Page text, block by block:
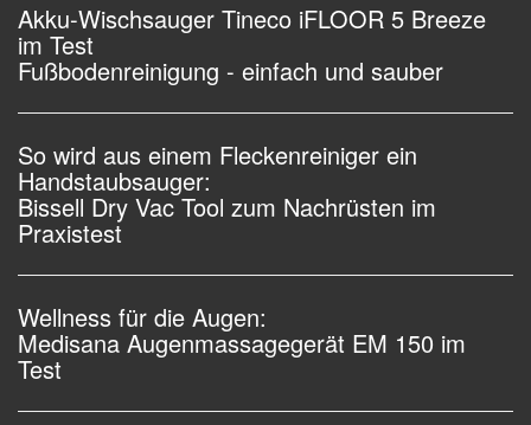
Akku-Wischsauger Tineco iFLOOR 5 Breeze
im Test
Fußbodenreinigung - einfach und sauber
So wird aus einem Fleckenreiniger ein
Handstaubsauger:
Bissell Dry Vac Tool zum Nachrüsten im
Praxistest
Wellness für die Augen:
Medisana Augenmassagegerät EM 150 im
Test